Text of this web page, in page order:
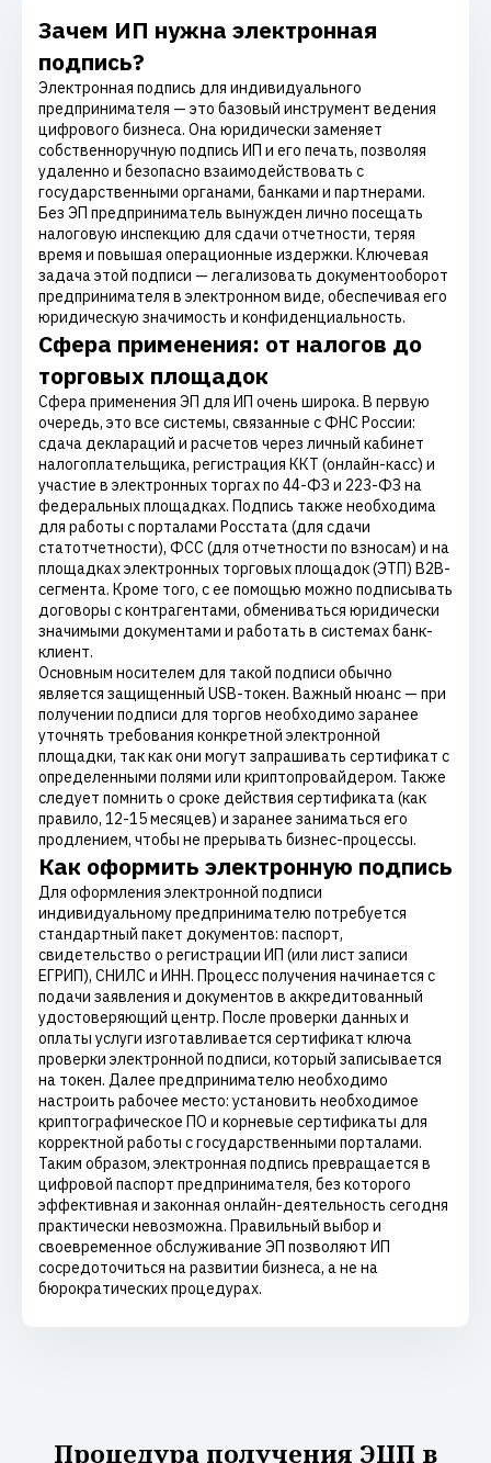
Зачем ИП нужна электронная
подпись?
Электронная подпись для индивидуального
предпринимателя — это базовый инструмент ведения
цифрового бизнеса. Она юридически заменяет
собственноручную подпись ИП и его печать, позволяя
удаленно и безопасно взаимодействовать с
государственными органами, банками и партнерами.
Без ЭП предприниматель вынужден лично посещать
налоговую инспекцию для сдачи отчетности, теряя
время и повышая операционные издержки. Ключевая
задача этой подписи — легализовать документооборот
предпринимателя в электронном виде, обеспечивая его
юридическую значимость и конфиденциальность.
Сфера применения: от налогов до
торговых площадок
Сфера применения ЭП для ИП очень широка. В первую
очередь, это все системы, связанные с ФНС России:
сдача деклараций и расчетов через личный кабинет
налогоплательщика, регистрация ККТ (онлайн-касс) и
участие в электронных торгах по 44-ФЗ и 223-ФЗ на
федеральных площадках. Подпись также необходима
для работы с порталами Росстата (для сдачи
статотчетности), ФСС (для отчетности по взносам) и на
площадках электронных торговых площадок (ЭТП) B2B-
сегмента. Кроме того, с ее помощью можно подписывать
договоры с контрагентами, обмениваться юридически
значимыми документами и работать в системах банк-
клиент.
Основным носителем для такой подписи обычно
является защищенный USB-токен. Важный нюанс — при
получении подписи для торгов необходимо заранее
уточнять требования конкретной электронной
площадки, так как они могут запрашивать сертификат с
определенными полями или криптопровайдером. Также
следует помнить о сроке действия сертификата (как
правило, 12-15 месяцев) и заранее заниматься его
продлением, чтобы не прерывать бизнес-процессы.
Как оформить электронную подпись
Для оформления электронной подписи
индивидуальному предпринимателю потребуется
стандартный пакет документов: паспорт,
свидетельство о регистрации ИП (или лист записи
ЕГРИП), СНИЛС и ИНН. Процесс получения начинается с
подачи заявления и документов в аккредитованный
удостоверяющий центр. После проверки данных и
оплаты услуги изготавливается сертификат ключа
проверки электронной подписи, который записывается
на токен. Далее предпринимателю необходимо
настроить рабочее место: установить необходимое
криптографическое ПО и корневые сертификаты для
корректной работы с государственными порталами.
Таким образом, электронная подпись превращается в
цифровой паспорт предпринимателя, без которого
эффективная и законная онлайн-деятельность сегодня
практически невозможна. Правильный выбор и
своевременное обслуживание ЭП позволяют ИП
сосредоточиться на развитии бизнеса, а не на
бюрократических процедурах.
Процедура получения ЭЦП в